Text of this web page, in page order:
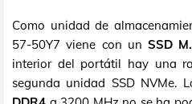
Como unidad de
57-50Y7 viene con unSSD
interior del portátil hay una
segunda unidad SSD NVMe.